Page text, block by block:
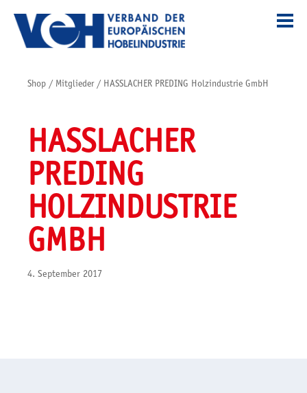
Shop / Mitglieder/ HASSLACHER PREDING Holzindustrie GmbH
HASSLACHER
PREDING
HOLZINDUSTRIE
GMBH
4. September 2017